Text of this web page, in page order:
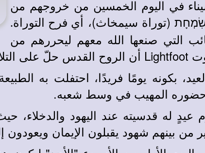
في اليوم الخمسين من خروجهم من
(توراة سيمخاث)،
أي فرح التوراة.
التي صنعها الله معهم ليحررهم من
Lightfoot أن الروح القدس حلّ على
بكونه يومًا فريدًا، احتفلت به
المهيب في وسط شعبه.
له قدسيته عند اليهود
بينهم شهود يقبلون الإيمان ويعودون